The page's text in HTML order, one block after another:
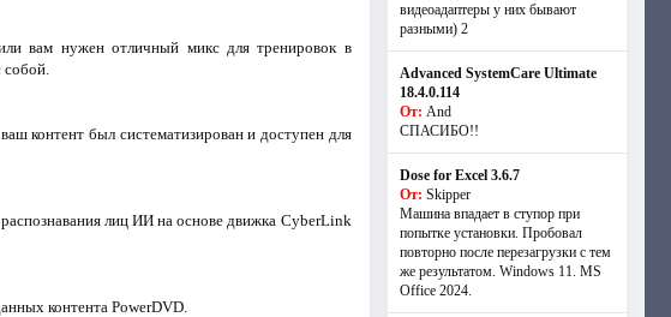
вам нужен отличный микс для тренировок в
контент был систематизирован и доступен для
лиц ИИ на основе движка CyberLink
контента PowerDVD.
видеоадаптеры у них бывают
разными) 2
Advanced SystemCare Ultimate
18.4.0.114
От: And
СПАСИБО!!
Dose for Excel 3.6.7
От: Skipper
Машина впадает в ступор при
попытке установки. Пробовал
повторно после перезагрузки с тем
же результатом. Windows 11. MS
Offiсe 2024.